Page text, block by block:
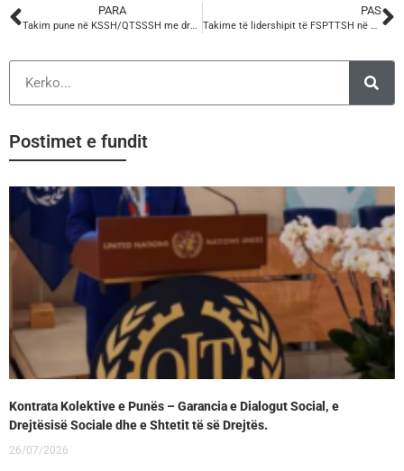
PARA
Takim pune në KSSH/QTSSSH me drejtues të Qendrës së Solidariteti të AFL-CIO në Tiranë.
PAS
Takime të lidershipit të FSPTTSH në filialet e “Postës Shqiptare” Sh.a. në Fier, Berat, Vlorë dhe Burrel.
Postimet e fundit
Kontrata Kolektive e Punës – Garancia e Dialogut Social, e
Drejtësisë Sociale dhe e Shtetit të së Drejtës.
26/07/2026